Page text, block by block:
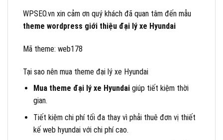
WPSEO.vn xin cảm ơn quý khách đã quan tâm đến mẫu
theme wordpress giới thiệu đại lý xe Hyundai
Mã theme: web178
Tại sao nên mua theme đại lý xe Hyundai
Mua theme đại lý xe Hyundaigiúp tiết kiệm thời
gian.
Tiết kiệm chi phí tối đa thay vì phải thuê đơn vị thiết
kế web hyundai với chi phí cao.